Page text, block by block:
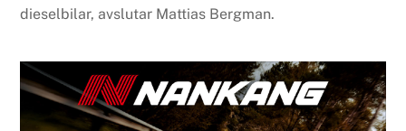
dieselbilar, avslutar Mattias Bergman.